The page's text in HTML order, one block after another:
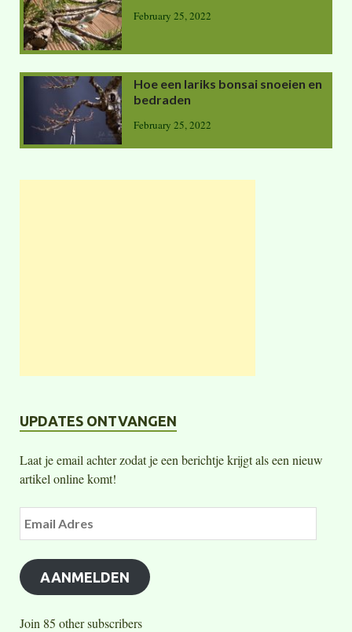
February 25, 2022
Hoe een lariks bonsai snoeien en
bedraden
February 25, 2022
UPDATES ONTVANGEN
Laat je email achter zodat je een berichtje krijgt als een nieuw
artikel online komt!
AANMELDEN
Join 85 other subscribers